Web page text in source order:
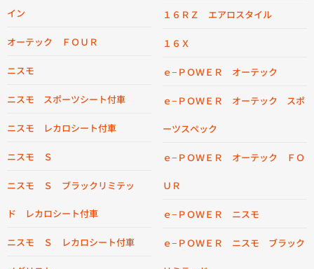
イン
オーテック ＦＯＵＲ
ニスモ
ニスモ スポーツシート付車
ニスモ レカロシート付車
ニスモ Ｓ
ニスモ Ｓ ブラックリミテッ
ド レカロシート付車
ニスモ Ｓ レカロシート付車
１６ＲＺ エアロスタイル
１６Ｘ
ｅ−ＰＯＷＥＲ オーテック
ｅ−ＰＯＷＥＲ オーテック スポ
ーツスペック
ｅ−ＰＯＷＥＲ オーテック ＦＯ
ＵＲ
ｅ−ＰＯＷＥＲ ニスモ
ｅ−ＰＯＷＥＲ ニスモ ブラック